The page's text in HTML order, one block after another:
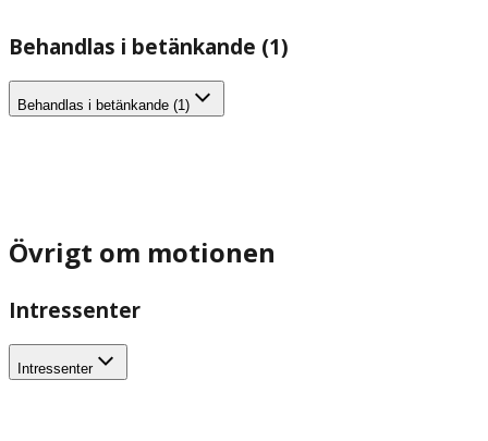
Behandlas i betänkande (1)
Behandlas i betänkande (1)
Övrigt om motionen
Intressenter
Intressenter